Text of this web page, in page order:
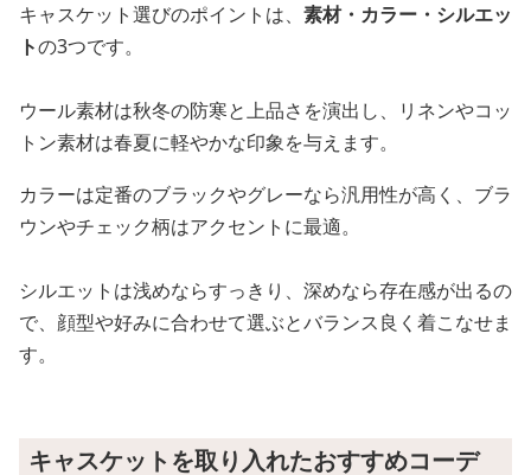
キャスケット選びのポイントは、 素材・カラー・シルエッ
トの3つです。
ウール素材は秋冬の防寒と上品さを演出し、リネンやコッ
トン素材は春夏に軽やかな印象を与えます。
カラーは定番のブラックやグレーなら汎用性が高く、ブラ
ウンやチェック柄はアクセントに最適。
シルエットは浅めならすっきり、深めなら存在感が出るの
で、顔型や好みに合わせて選ぶとバランス良く着こなせま
す。
キャスケットを取り入れたおすすめコーデ